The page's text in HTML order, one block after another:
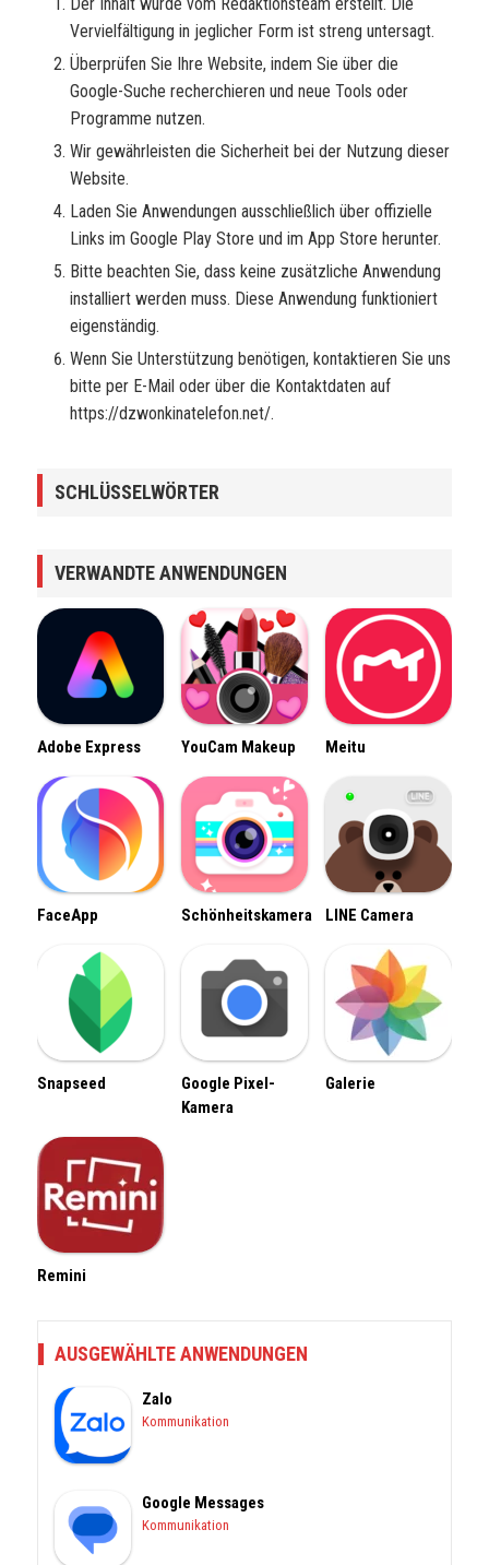
Vervielfältigung in jeglicher Form ist streng untersagt.
Überprüfen Sie Ihre Website, indem Sie über die
Google-Suche recherchieren und neue Tools oder
Programme nutzen.
Wir gewährleisten die Sicherheit bei der Nutzung dieser
Website.
Laden Sie Anwendungen ausschließlich über offizielle
Links im Google Play Store und im App Store herunter.
Bitte beachten Sie, dass keine zusätzliche Anwendung
installiert werden muss. Diese Anwendung funktioniert
eigenständig.
Wenn Sie Unterstützung benötigen, kontaktieren Sie uns
bitte per E-Mail oder über die Kontaktdaten auf
https://dzwonkinatelefon.net/.
SCHLÜSSELWÖRTER
VERWANDTE ANWENDUNGEN
Adobe Express YouCam Makeup Meitu
FaceApp Schönheitskamera LINE Camera
Snapseed
Google Pixel-
Kamera
Galerie
Remini
AUSGEWÄHLTE ANWENDUNGEN
Zalo
Kommunikation
Google Messages
Kommunikation